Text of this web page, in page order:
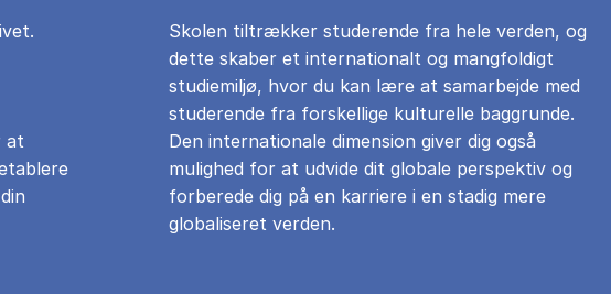
at
Skolen tiltrækker studerende fra hele verden, og
dette skaber et internationalt og mangfoldigt
studiemiljø, hvor du kan lære at samarbejde med
studerende fra forskellige kulturelle baggrunde.
Den internationale dimension giver dig også
mulighed for at udvide dit globale perspektiv og
forberede dig på en karriere i en stadig mere
globaliseret verden.